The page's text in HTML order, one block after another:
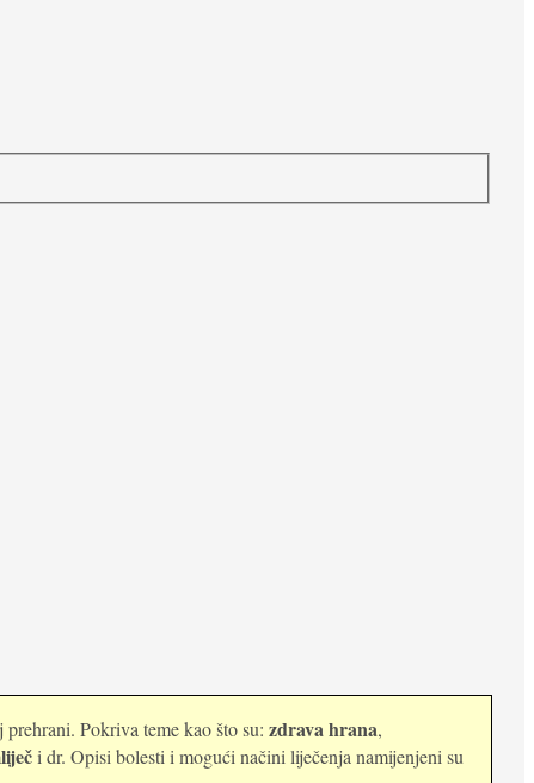
Pokriva teme kao što su: zdrava hrana,
i dr. Opisi bolesti i mogući načini liječenja namijenjeni su